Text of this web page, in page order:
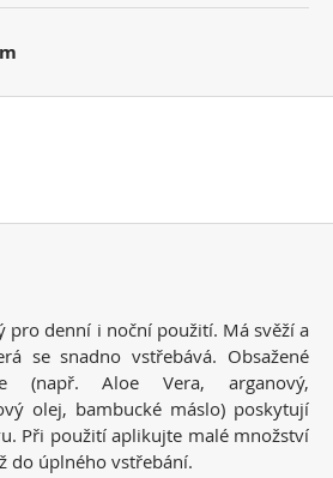
pro denní i noční použití. Má svěží a
se snadno vstřebává. Obsažené
(např. Aloe Vera, arganový,
olej, bambucké máslo) poskytují
Při použití aplikujte malé množství
do úplného vstřebání.